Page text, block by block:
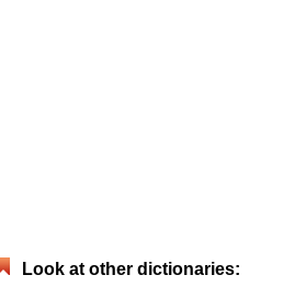
Look at other dictionaries: